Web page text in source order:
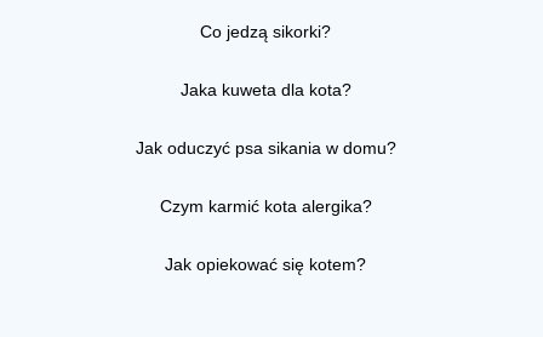
Co jedzą sikorki?
Jaka kuweta dla kota?
Jak oduczyć psa sikania w domu?
Czym karmić kota alergika?
Jak opiekować się kotem?